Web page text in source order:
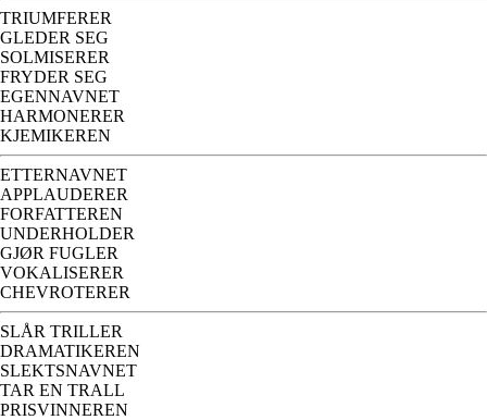
TRIUMFERER
GLEDER SEG
SOLMISERER
FRYDER SEG
EGENNAVNET
HARMONERER
KJEMIKEREN
ETTERNAVNET
APPLAUDERER
FORFATTEREN
UNDERHOLDER
GJØR FUGLER
VOKALISERER
CHEVROTERER
SLÅR TRILLER
DRAMATIKEREN
SLEKTSNAVNET
TAR EN TRALL
PRISVINNEREN